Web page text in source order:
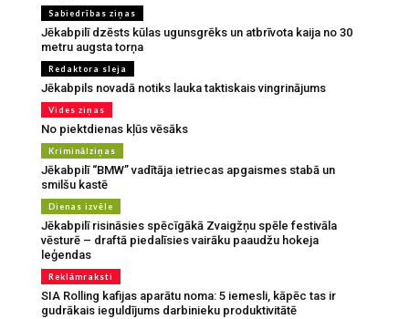
Sabiedrības ziņas
Jēkabpilī dzēsts kūlas ugunsgrēks un atbrīvota kaija no 30
metru augsta torņa
Redaktora sleja
Jēkabpils novadā notiks lauka taktiskais vingrinājums
Vides ziņas
No piektdienas kļūs vēsāks
Kriminālziņas
Jēkabpilī “BMW” vadītāja ietriecas apgaismes stabā un
smilšu kastē
Dienas izvēle
Jēkabpilī risināsies spēcīgākā Zvaigžņu spēle festivāla
vēsturē – draftā piedalīsies vairāku paaudžu hokeja
leģendas
Reklāmraksti
SIA Rolling kafijas aparātu noma: 5 iemesli, kāpēc tas ir
gudrākais ieguldījums darbinieku produktivitātē